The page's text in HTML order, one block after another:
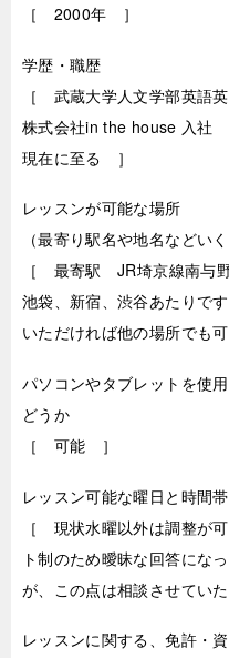
［ 2000年 ］
学歴・職歴
［ 武蔵大学人文学部英語
株式会社in the house 入社
現在に至る ］
レッスンが可能な場所
（最寄り駅名や地名などいく
［ 最寄駅 JR埼京線南与
池袋、新宿、渋谷あたりで
いただければ他の場所でも
パソコンやタブレットを使
どうか
［ 可能 ］
レッスン可能な曜日と時間帯
［ 現状水曜以外は調整が
ト制のため曖昧な回答にな
が、この点は相談させてい
レッスンに関する、免許・